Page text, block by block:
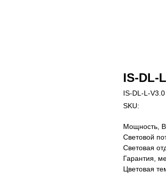
IS-DL-
IS-DL-L-V3.0
SKU:
Мощность,
Световой
Световая
Гарантия,
Цветовая